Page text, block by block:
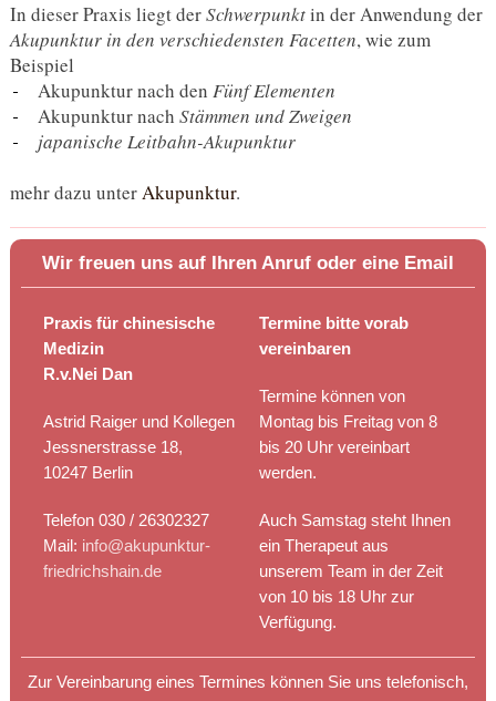
In dieser Praxis liegt derSchwerpunktin der Anwendung der
Akupunktur in den verschiedensten Facetten, wie zum
Beispiel
Akupunktur nach den Fünf Elementen
Akupunktur nach Stämmen und Zweigen
japanische Leitbahn-Akupunktur
mehr dazu unterAkupunktur.
Wir freuen uns auf Ihren Anruf oder eine Email
Praxis für chinesische
Medizin
R.v.Nei Dan
Astrid Raiger und Kollegen
Jessnerstrasse 18,
10247 Berlin
Telefon 030 / 26302327
Mail: info@akupunktur-
friedrichshain.de
Termine bitte vorab
vereinbaren
Termine können von
Montag bis Freitag von 8
bis 20 Uhr vereinbart
werden.
Auch Samstag steht Ihnen
ein Therapeut aus
unserem Team in der Zeit
von 10 bis 18 Uhr zur
Verfügung.
Zur Vereinbarung eines Termines können Sie uns telefonisch,